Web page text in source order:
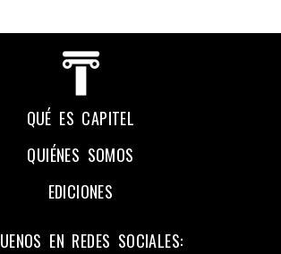
QUÉ ES CAPITEL
QUIÉNES SOMOS
EDICIONES
EN REDES SOCIALES: